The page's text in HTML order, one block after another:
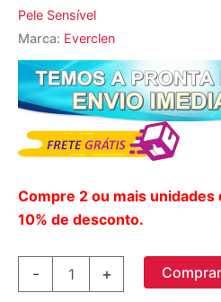
Pele Sensível
Marca: Everclen
Compre 2 ou mais
10% de desconto.
- + Comprar